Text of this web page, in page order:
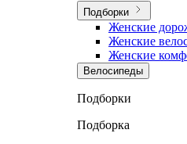
Подборки
Женские
Женские
Женские
Велосипеды
Подборки
Подборка